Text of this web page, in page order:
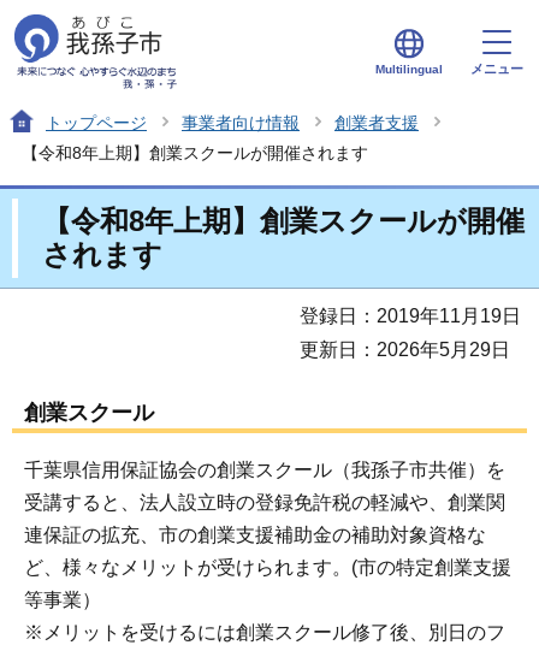
Multilingual メニュー
トップページ 事業者向け情報
創業者支援
【令和8年上期】創業スクールが開催されます
【令和8年上期】創業スクールが開催
されます
登録日：2019年11月19日
更新日：2026年5月29日
創業スクール
千葉県信用保証協会の創業スクール（我孫子市共催）を
受講すると、法人設立時の登録免許税の軽減や、創業関
連保証の拡充、市の創業支援補助金の補助対象資格な
ど、様々なメリットが受けられます。(市の特定創業支援
等事業）
※メリットを受けるには創業スクール修了後、別日のフ